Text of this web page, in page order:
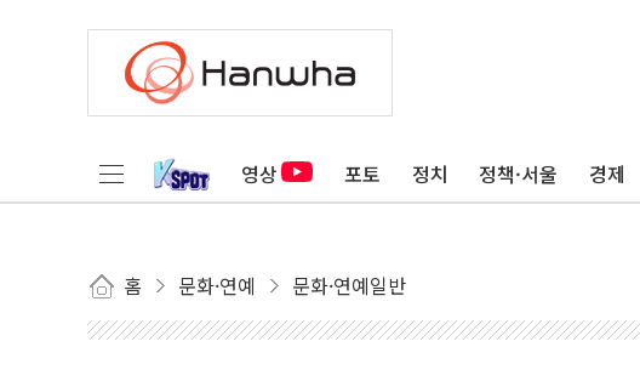
영상 포토 정치 정책·서울 경제
홈 문화·연예 문화·연예일반